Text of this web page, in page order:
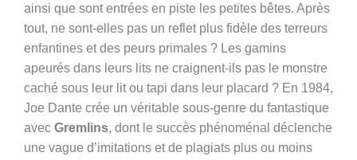
ainsi que sont entrées en piste les petites bêtes. Après
tout, ne sont-elles pas un reflet plus fidèle des terreurs
enfantines et des peurs primales ? Les gamins
apeurés dans leurs lits ne craignent-ils pas le monstre
caché sous leur lit ou tapi dans leur placard ? En 1984,
Joe Dante crée un véritable sous-genre du fantastique
avec Gremlins, dont le succès phénoménal déclenche
une vague d’imitations et de plagiats plus ou moins